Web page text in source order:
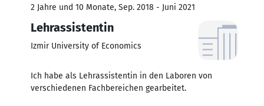
2 Jahre und 10 Monate, Sep. 2018 - Juni 2021
Lehrassistentin
Izmir University of Economics
Ich habe als Lehrassistentin in den Laboren von
verschiedenen Fachbereichen gearbeitet.